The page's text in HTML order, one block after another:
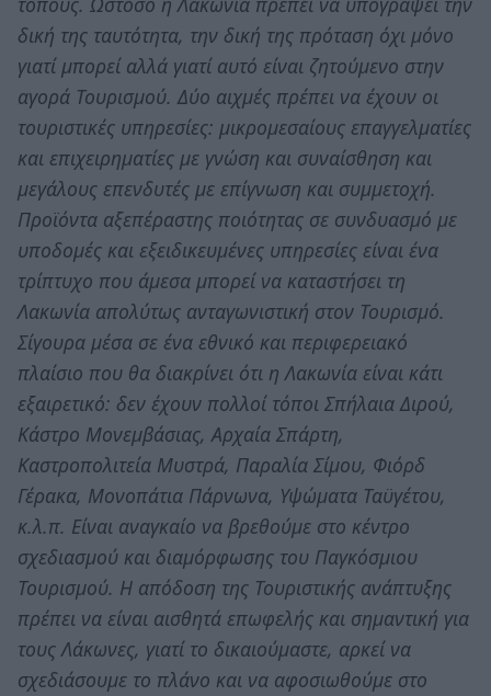
δική της ταυτότητα, την δική της πρόταση όχι μόνο
γιατί μπορεί αλλά γιατί αυτό είναι ζητούμενο στην
αγορά Τουρισμού. Δύο αιχμές πρέπει να έχουν οι
τουριστικές υπηρεσίες: μικρομεσαίους επαγγελματίες
και επιχειρηματίες με γνώση και συναίσθηση και
μεγάλους επενδυτές με επίγνωση και συμμετοχή.
Προϊόντα αξεπέραστης ποιότητας σε συνδυασμό με
υποδομές και εξειδικευμένες υπηρεσίες είναι ένα
τρίπτυχο που άμεσα μπορεί να καταστήσει τη
Λακωνία απολύτως ανταγωνιστική στον Τουρισμό.
Σίγουρα μέσα σε ένα εθνικό και περιφερειακό
πλαίσιο που θα διακρίνει ότι η Λακωνία είναι κάτι
εξαιρετικό: δεν έχουν πολλοί τόποι Σπήλαια Διρού,
Κάστρο Μονεμβάσιας, Αρχαία Σπάρτη,
Καστροπολιτεία Μυστρά, Παραλία Σίμου, Φιόρδ
Γέρακα, Μονοπάτια Πάρνωνα, Υψώματα Ταϋγέτου,
κ.λ.π. Είναι αναγκαίο να βρεθούμε στο κέντρο
σχεδιασμού και διαμόρφωσης του Παγκόσμιου
Τουρισμού. Η απόδοση της Τουριστικής ανάπτυξης
πρέπει να είναι αισθητά επωφελής και σημαντική για
τους Λάκωνες, γιατί το δικαιούμαστε, αρκεί να
σχεδιάσουμε το πλάνο και να αφοσιωθούμε στο